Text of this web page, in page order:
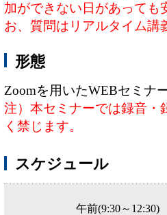
加ができない日があっても
お、質問はリアルタイム講
形態
Zoomを用いたWEBセミナ
注）本セミナーでは録音・
く禁じます。
スケジュール
午前(9:30～12:30)